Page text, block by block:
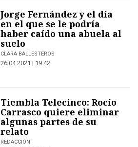
Jorge Fernández y el día
en el que se le podría
haber caído una abuela al
suelo
CLARA BALLESTEROS
26.04.2021 | 19:42
Tiembla Telecinco: Rocío
Carrasco quiere eliminar
algunas partes de su
relato
REDACCIÓN